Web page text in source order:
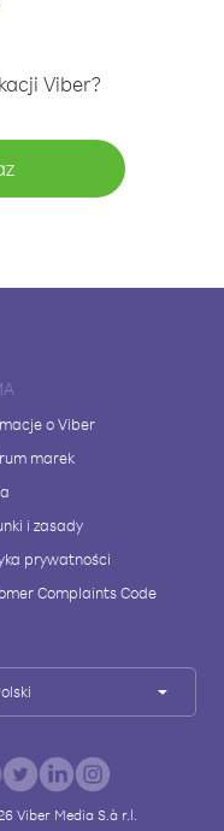
Viber?
o Viber
marek
i zasady
prywatności
Complaints Code
Viber Media S.à r.l.